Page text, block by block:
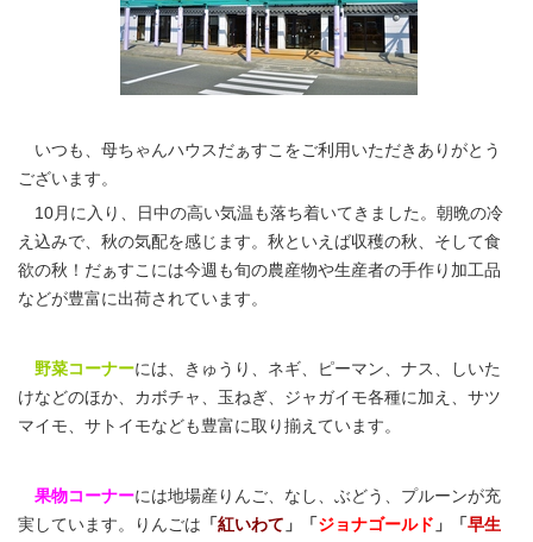
いつも、母ちゃんハウスだぁすこをご利用いただきありがとう
ございます。
10月に入り、日中の高い気温も落ち着いてきました。朝晩の冷
え込みで、秋の気配を感じます。秋といえば収穫の秋、そして食
欲の秋！だぁすこには今週も旬の農産物や生産者の手作り加工品
などが豊富に出荷されています。
野菜コーナーには、きゅうり、ネギ、ピーマン、ナス、しいた
けなどのほか、カボチャ、玉ねぎ、ジャガイモ各種に加え、サツ
マイモ、サトイモなども豊富に取り揃えています。
果物コーナーには地場産りんご、なし、ぶどう、プルーンが充
実しています。りんごは 「紅いわて 」「ジョナゴールド 」「早生